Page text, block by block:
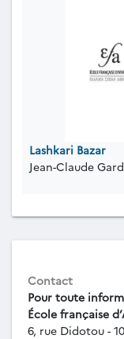
Lashkari Bazar
Jean-Claude
Contact
Pour toute
École française
6, rue Didotou -